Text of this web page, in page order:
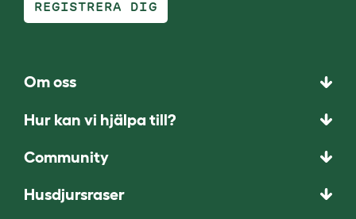
REGISTRERA DIG
Om oss
Hur kan vi hjälpa till?
Community
Husdjursraser